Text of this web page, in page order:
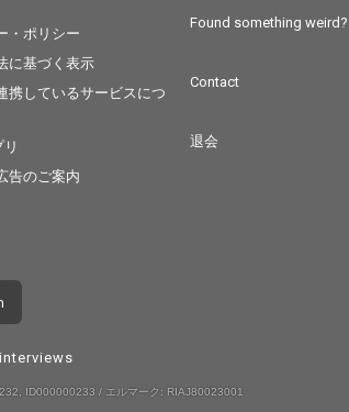
・ポリシー
に基づく表示
携しているサービスにつ
リ
告のご案内
Found something
Contact
退会
ID000000233 / エルマーク: RIAJ80023001